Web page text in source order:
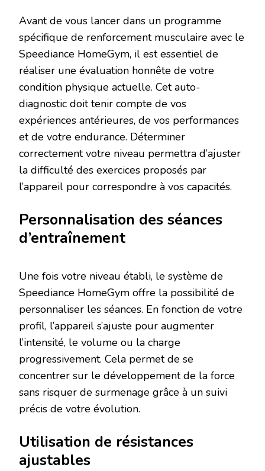
Avant de vous lancer dans un programme
spécifique de renforcement musculaire avec le
Speediance HomeGym, il est essentiel de
réaliser une évaluation honnête de votre
condition physique actuelle. Cet auto-
diagnostic doit tenir compte de vos
expériences antérieures, de vos performances
et de votre endurance. Déterminer
correctement votre niveau permettra d’ajuster
la difficulté des exercices proposés par
l’appareil pour correspondre à vos capacités.
Personnalisation des séances
d’entraînement
Une fois votre niveau établi, le système de
Speediance HomeGym offre la possibilité de
personnaliser les séances. En fonction de votre
profil, l’appareil s’ajuste pour augmenter
l’intensité, le volume ou la charge
progressivement. Cela permet de se
concentrer sur le développement de la force
sans risquer de surmenage grâce à un suivi
précis de votre évolution.
Utilisation de résistances
ajustables